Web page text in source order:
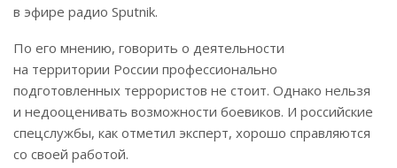
в эфире радио Sputnik.
По его мнению, говорить о деятельности
на территории России профессионально
подготовленных террористов не стоит. Однако нельзя
и недооценивать возможности боевиков. И российские
спецслужбы, как отметил эксперт, хорошо справляются
со своей работой.